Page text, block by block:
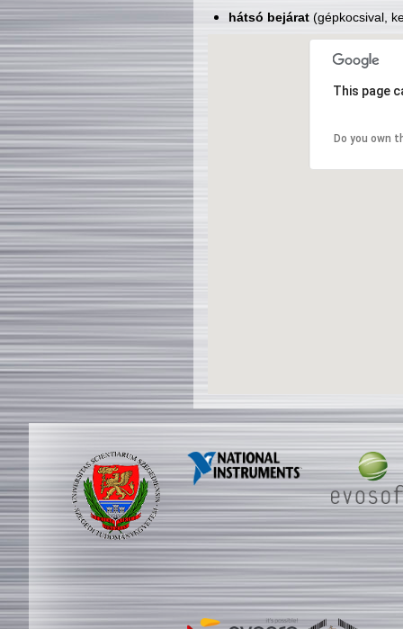
hátsó bejárat(gépkocsival,
This page
Do you own